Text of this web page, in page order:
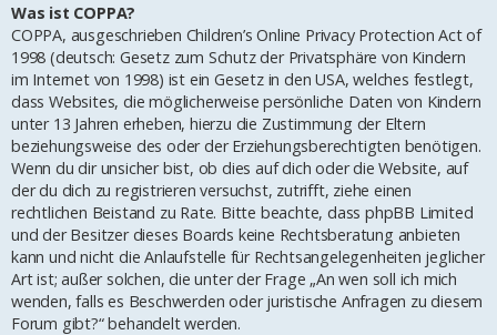
Was ist COPPA?
COPPA, ausgeschrieben Children’s Online Privacy Protection Act of
1998 (deutsch: Gesetz zum Schutz der Privatsphäre von Kindern
im Internet von 1998) ist ein Gesetz in den USA, welches festlegt,
dass Websites, die möglicherweise persönliche Daten von Kindern
unter 13 Jahren erheben, hierzu die Zustimmung der Eltern
beziehungsweise des oder der Erziehungsberechtigten benötigen.
Wenn du dir unsicher bist, ob dies auf dich oder die Website, auf
der du dich zu registrieren versuchst, zutrifft, ziehe einen
rechtlichen Beistand zu Rate. Bitte beachte, dass phpBB Limited
und der Besitzer dieses Boards keine Rechtsberatung anbieten
kann und nicht die Anlaufstelle für Rechtsangelegenheiten jeglicher
Art ist; außer solchen, die unter der Frage „An wen soll ich mich
wenden, falls es Beschwerden oder juristische Anfragen zu diesem
Forum gibt?“ behandelt werden.